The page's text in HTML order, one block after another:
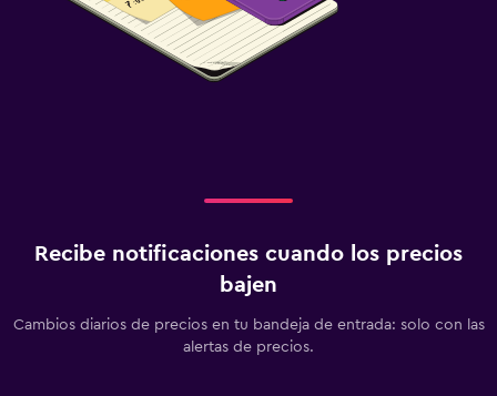
Recibe notificaciones cuando los precios
bajen
Cambios diarios de precios en tu bandeja de entrada: solo con las
alertas de precios.